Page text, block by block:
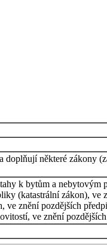
doplňují některé zákony
k bytům a nebytovým
(katastrální zákon), ve
ve znění pozdějších
ve znění